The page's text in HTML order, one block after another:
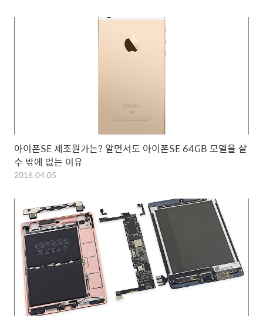
아이폰SE 제조원가는? 알면서도 아이폰SE 64GB 모델을 살
수 밖에 없는 이유
2016.04.05